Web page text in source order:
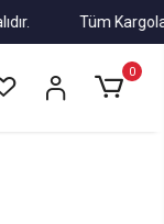
Tüm Kargolar
0